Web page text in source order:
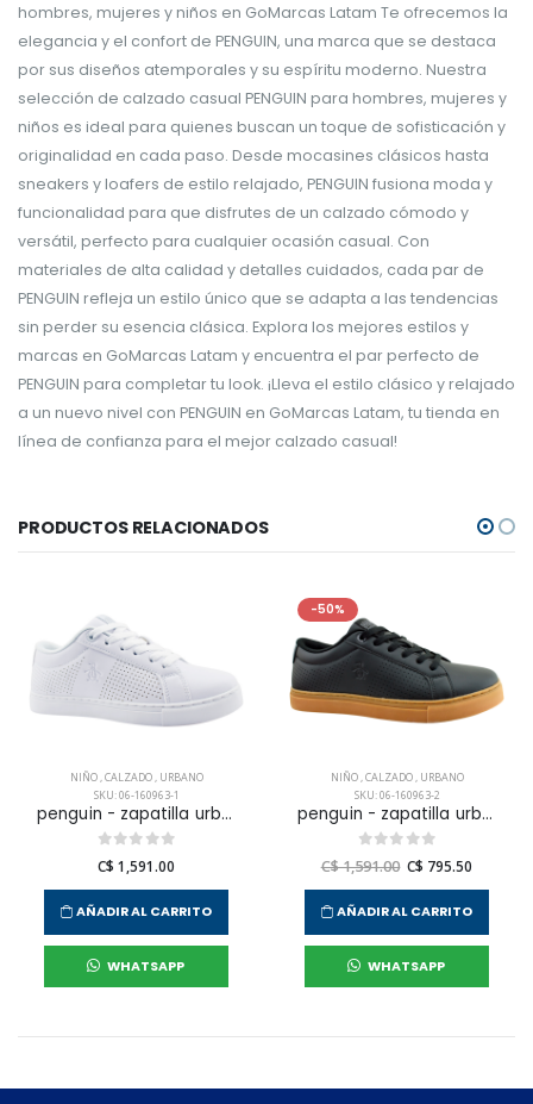
hombres, mujeres y niños en GoMarcas Latam Te ofrecemos la
elegancia y el confort de PENGUIN, una marca que se destaca
por sus diseños atemporales y su espíritu moderno. Nuestra
selección de calzado casual PENGUIN para hombres, mujeres y
niños es ideal para quienes buscan un toque de sofisticación y
originalidad en cada paso. Desde mocasines clásicos hasta
sneakers y loafers de estilo relajado, PENGUIN fusiona moda y
funcionalidad para que disfrutes de un calzado cómodo y
versátil, perfecto para cualquier ocasión casual. Con
materiales de alta calidad y detalles cuidados, cada par de
PENGUIN refleja un estilo único que se adapta a las tendencias
sin perder su esencia clásica. Explora los mejores estilos y
marcas en GoMarcas Latam y encuentra el par perfecto de
PENGUIN para completar tu look. ¡Lleva el estilo clásico y relajado
a un nuevo nivel con PENGUIN en GoMarcas Latam, tu tienda en
línea de confianza para el mejor calzado casual!
PRODUCTOS RELACIONADOS
NIÑO,CALZADO, URBANO
SKU: 06-160963-1
penguin - zapatilla urbana terrest para niño junior
C$ 1,591.00
AÑADIR AL CARRITO
WHATSAPP
-50%
NIÑO,CALZADO, URBANO
SKU: 06-160963-2
penguin - zapatilla urbana terrest para niño junior
C$ 1,591.00 C$ 795.50
AÑADIR AL CARRITO
WHATSAPP